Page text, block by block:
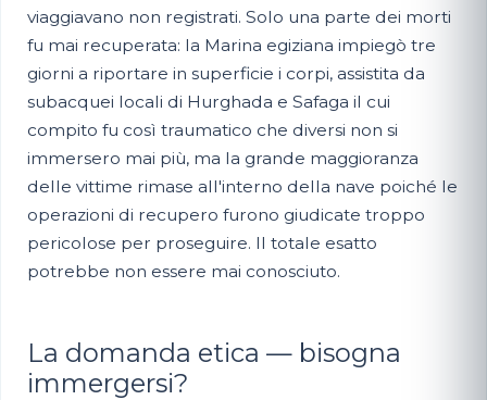
viaggiavano non registrati. Solo una parte dei morti
fu mai recuperata: la Marina egiziana impiegò tre
giorni a riportare in superficie i corpi, assistita da
subacquei locali di Hurghada e Safaga il cui
compito fu così traumatico che diversi non si
immersero mai più, ma la grande maggioranza
delle vittime rimase all'interno della nave poiché le
operazioni di recupero furono giudicate troppo
pericolose per proseguire. Il totale esatto
potrebbe non essere mai conosciuto.
La domanda etica — bisogna
immergersi?